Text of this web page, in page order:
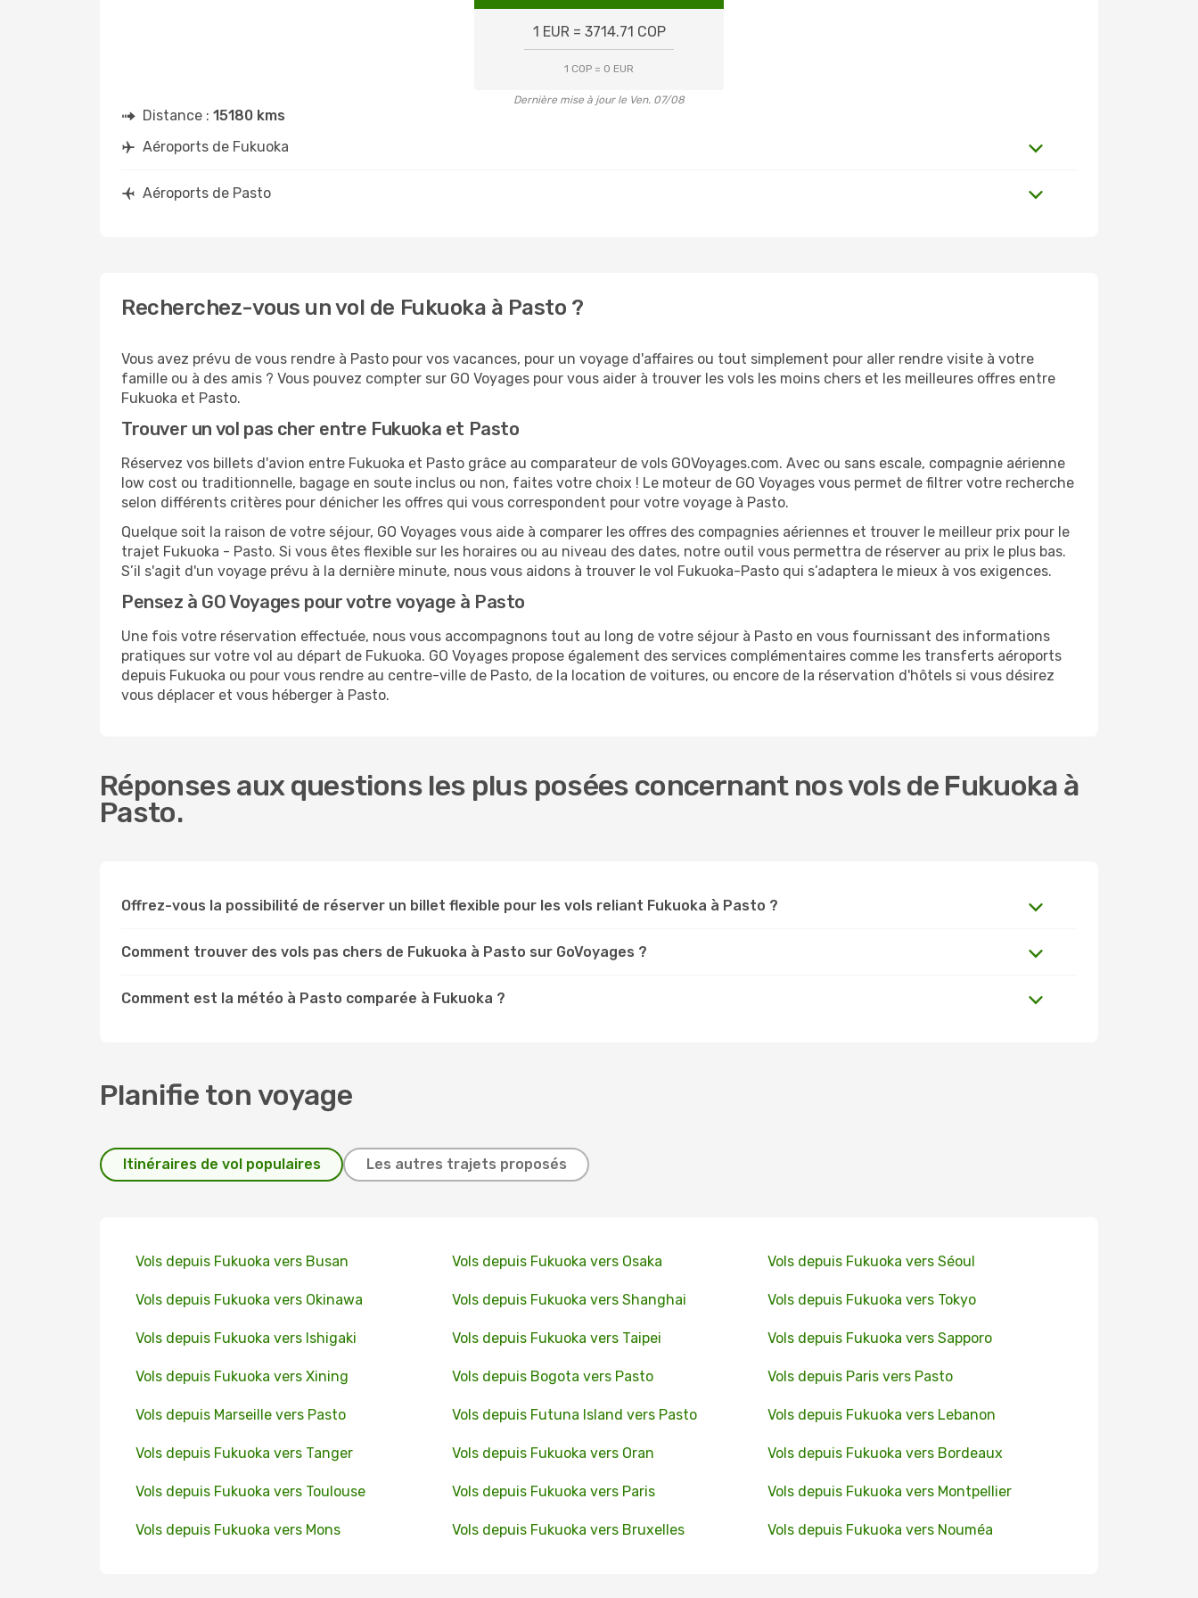
1 EUR = 3714.71 COP
1 COP = 0 EUR
Dernière mise à jour le Ven. 07/08
Distance : 15180 kms
Aéroports de Fukuoka
Aéroports de Pasto
Recherchez-vous un vol de Fukuoka à Pasto ?
Vous avez prévu de vous rendre à Pasto pour vos vacances, pour un voyage d'affaires ou tout simplement pour aller rendre visite à votre
famille ou à des amis ? Vous pouvez compter sur GO Voyages pour vous aider à trouver les vols les moins chers et les meilleures offres entre
Fukuoka et Pasto.
Trouver un vol pas cher entre Fukuoka et Pasto
Réservez vos billets d'avion entre Fukuoka et Pasto grâce au comparateur de vols GOVoyages.com. Avec ou sans escale, compagnie aérienne
low cost ou traditionnelle, bagage en soute inclus ou non, faites votre choix ! Le moteur de GO Voyages vous permet de filtrer votre recherche
selon différents critères pour dénicher les offres qui vous correspondent pour votre voyage à Pasto.
Quelque soit la raison de votre séjour, GO Voyages vous aide à comparer les offres des compagnies aériennes et trouver le meilleur prix pour le
trajet Fukuoka - Pasto. Si vous êtes flexible sur les horaires ou au niveau des dates, notre outil vous permettra de réserver au prix le plus bas.
S’il s'agit d'un voyage prévu à la dernière minute, nous vous aidons à trouver le vol Fukuoka-Pasto qui s’adaptera le mieux à vos exigences.
Pensez à GO Voyages pour votre voyage à Pasto
Une fois votre réservation effectuée, nous vous accompagnons tout au long de votre séjour à Pasto en vous fournissant des informations
pratiques sur votre vol au départ de Fukuoka. GO Voyages propose également des services complémentaires comme les transferts aéroports
depuis Fukuoka ou pour vous rendre au centre-ville de Pasto, de la location de voitures, ou encore de la réservation d'hôtels si vous désirez
vous déplacer et vous héberger à Pasto.
Réponses aux questions les plus posées concernant nos vols de Fukuoka à
Pasto.
Offrez-vous la possibilité de réserver un billet flexible pour les vols reliant Fukuoka à Pasto ?
Comment trouver des vols pas chers de Fukuoka à Pasto sur GoVoyages ?
Comment est la météo à Pasto comparée à Fukuoka ?
Planifie ton voyage
Itinéraires de vol populaires Les autres trajets proposés
Vols depuis Fukuoka vers Busan Vols depuis Fukuoka vers Osaka Vols depuis Fukuoka vers Séoul
Vols depuis Fukuoka vers Okinawa Vols depuis Fukuoka vers Shanghai Vols depuis Fukuoka vers Tokyo
Vols depuis Fukuoka vers Ishigaki Vols depuis Fukuoka vers Taipei Vols depuis Fukuoka vers Sapporo
Vols depuis Fukuoka vers Xining Vols depuis Bogota vers Pasto Vols depuis Paris vers Pasto
Vols depuis Marseille vers Pasto Vols depuis Futuna Island vers Pasto Vols depuis Fukuoka vers Lebanon
Vols depuis Fukuoka vers Tanger Vols depuis Fukuoka vers Oran Vols depuis Fukuoka vers Bordeaux
Vols depuis Fukuoka vers Toulouse Vols depuis Fukuoka vers Paris Vols depuis Fukuoka vers Montpellier
Vols depuis Fukuoka vers Mons Vols depuis Fukuoka vers Bruxelles Vols depuis Fukuoka vers Nouméa